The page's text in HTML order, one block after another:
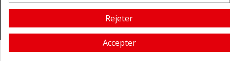
Rejeter
Accepter